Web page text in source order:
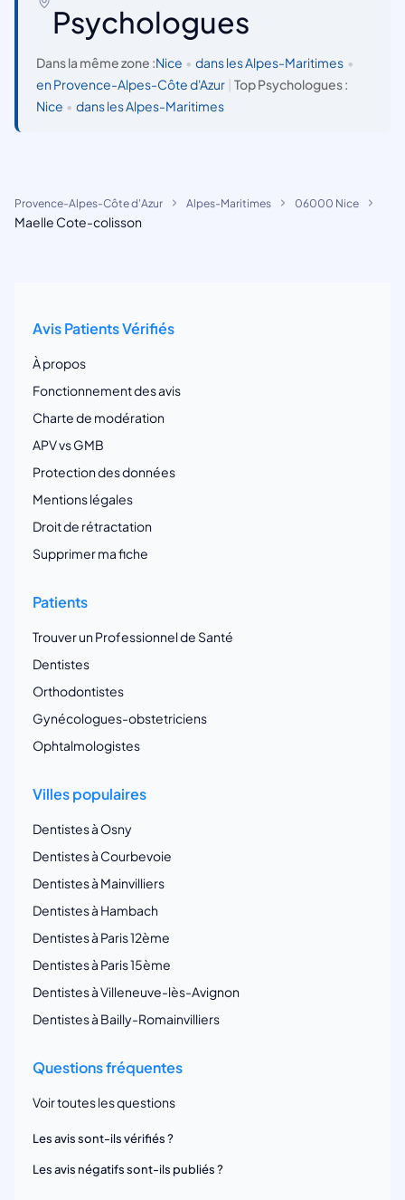
Psychologues
Dans la même zone :Nice • dans les Alpes-Maritimes •
en Provence-Alpes-Côte d'Azur
Top Psychologues :
Nice • dans les Alpes-Maritimes
Provence-Alpes-Côte d'Azur Alpes-Maritimes 06000 Nice
Maelle Cote-colisson
Avis Patients Vérifiés
À propos
Fonctionnement des avis
Charte de modération
APV vs GMB
Protection des données
Mentions légales
Droit de rétractation
Supprimer ma fiche
Patients
Trouver un Professionnel de Santé
Dentistes
Orthodontistes
Gynécologues-obstetriciens
Ophtalmologistes
Villes populaires
Dentistes à Osny
Dentistes à Courbevoie
Dentistes à Mainvilliers
Dentistes à Hambach
Dentistes à Paris 12ème
Dentistes à Paris 15ème
Dentistes à Villeneuve-lès-Avignon
Dentistes à Bailly-Romainvilliers
Questions fréquentes
Voir toutes les questions
Les avis sont-ils vérifiés ?
Les avis négatifs sont-ils publiés ?